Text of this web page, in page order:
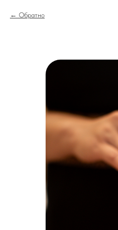
Обратно